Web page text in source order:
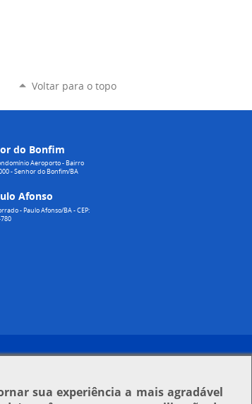
Voltar para o topo
do Bonfim
Aeroporto - Bairro
- Senhor do Bonfim/BA
Afonso
- Paulo Afonso/BA - CEP:
sua experiência a mais agradável